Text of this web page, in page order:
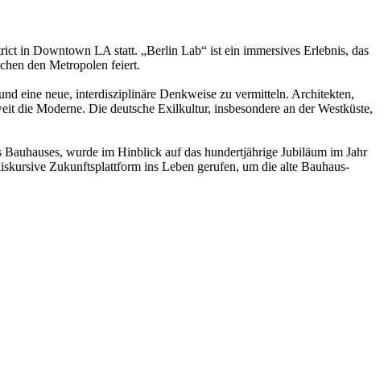
in Downtown LA statt. „Berlin Lab“ ist ein immersives Erlebnis, das
den Metropolen feiert.
eine neue, interdisziplinäre Denkweise zu vermitteln. Architekten,
Moderne. Die deutsche Exilkultur, insbesondere an der Westküste,
wurde im Hinblick auf das hundertjährige Jubiläum im Jahr
Zukunftsplattform ins Leben gerufen, um die alte Bauhaus-